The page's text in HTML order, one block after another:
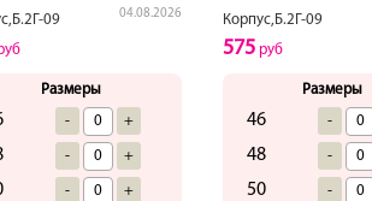
09
04.08.2026
Размеры
- +
- +
- +
Корпус,Б.2Г-09
575руб
Размеры
46 -
48 -
50 -